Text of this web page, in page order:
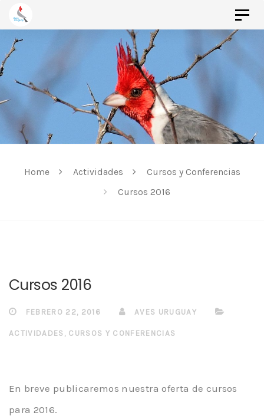
Skip
links
Skip
to
primary
navigation
to
Home Actividades
Cursos y Conferencias
Cursos 2016
Cursos 2016
FEBRERO 22, 2016 AVES URUGUAY
ACTIVIDADES , CURSOS Y CONFERENCIAS
En breve publicaremos nuestra oferta de cursos
para 2016.